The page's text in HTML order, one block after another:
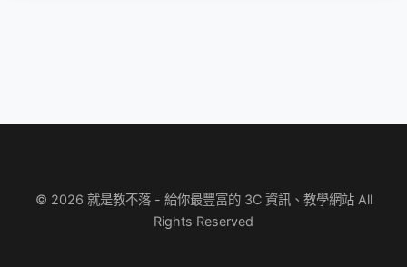
© 2026 就是教不落 - 給你最豐富的 3C 資訊、教學網站 All
Rights Reserved